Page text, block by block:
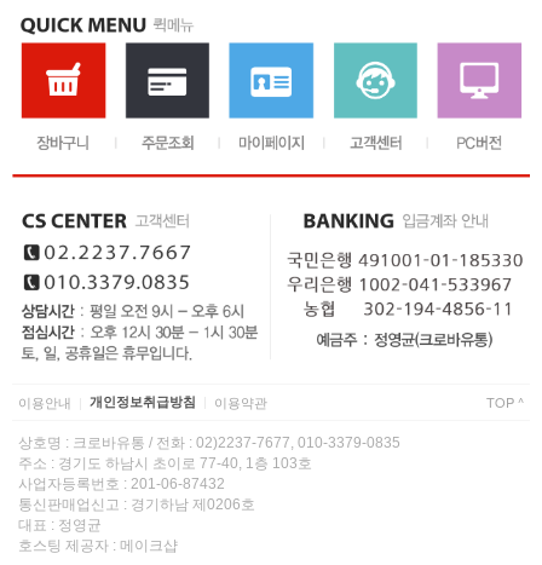
이용안내 개인정보취급방침 이용약관 TOP ^
상호명 : 크로바유통 / 전화 : 02)2237-7677, 010-3379-0835
주소 : 경기도 하남시 초이로 77-40, 1층 103호
사업자등록번호 : 201-06-87432
통신판매업신고 : 경기하남 제0206호
대표 : 정영균
호스팅 제공자 : 메이크샵